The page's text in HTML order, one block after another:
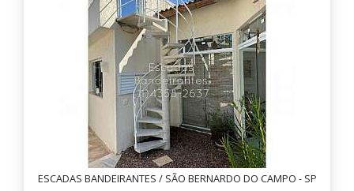
ESCADAS BANDEIRANTES / SÃO BERNARDO DO CAMPO - SP